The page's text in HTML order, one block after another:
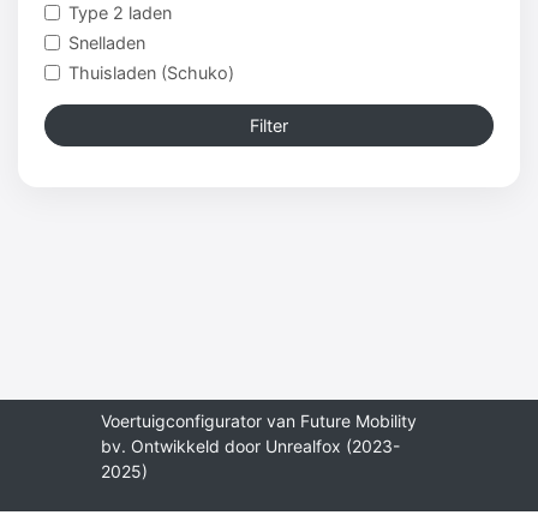
Type 2 laden
Snelladen
Thuisladen (Schuko)
Filter
Voertuigconfigurator van Future Mobility
bv. Ontwikkeld door Unrealfox (2023-
2025)